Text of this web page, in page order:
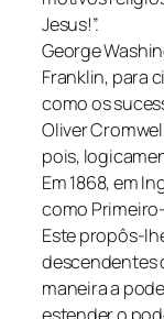
Jesus!”.
George
Franklin, para
como os
Oliver
pois,
Em 1868, em
como
Este propôs-
descendentes
maneira a